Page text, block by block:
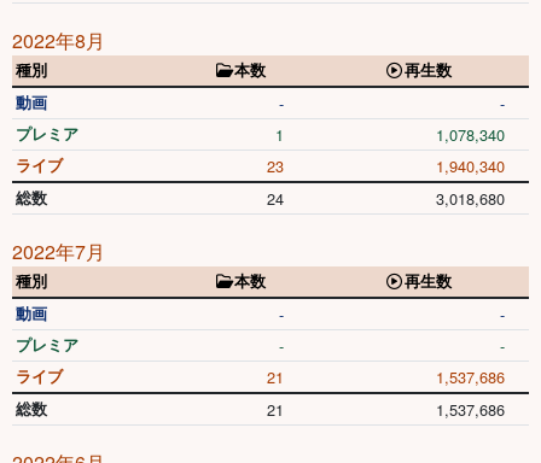
2022年8月
種別 本数
再生数
動画
- -
プレミア 1 1,078,340
ライブ 23 1,940,340
総数 24 3,018,680
2022年7月
種別 本数
再生数
動画
- -
プレミア - -
ライブ 21 1,537,686
総数 21 1,537,686